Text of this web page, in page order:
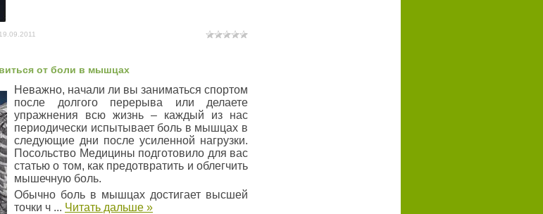
19.09.2011
от боли в мышцах
Неважно, начали ли вы заниматься спортом
после долгого перерыва или делаете
упражнения всю жизнь – каждый из нас
периодически испытывает боль в мышцах в
следующие дни после усиленной нагрузки.
Посольство Медицины подготовило для вас
статью о том, как предотвратить и облегчить
мышечную боль.
Обычно боль в мышцах достигает высшей
точки ч ... Читать дальше »